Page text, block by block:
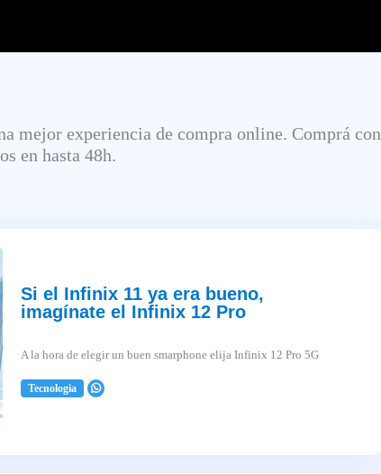
mejor experiencia de compra online. Comprá con
en hasta 48h.
Si el Infinix 11 ya era bueno,
imagínate el Infinix 12 Pro
A la hora de elegir un buen smarphone elija Infinix 12 Pro 5G
Tecnologia